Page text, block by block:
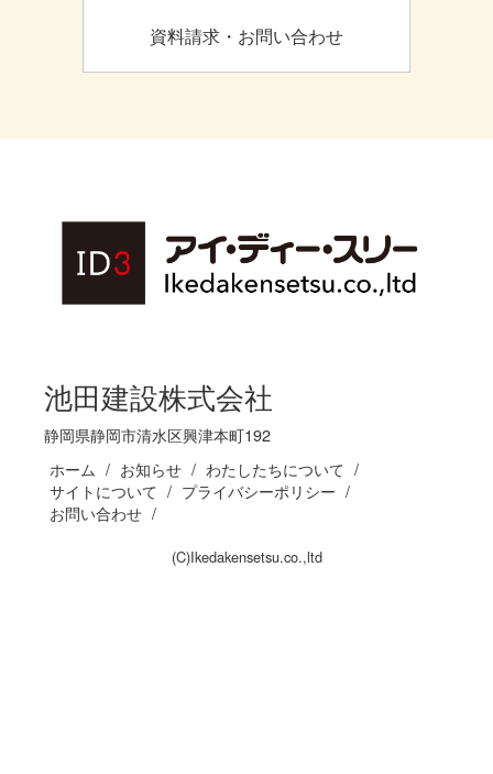
資料請求・お問い合わせ
池田建設株式会社
静岡県静岡市清水区興津本町192
ホーム
お知らせ
わたしたちについて
サイトについて
プライバシーポリシー
お問い合わせ
(C)Ikedakensetsu.co.,ltd